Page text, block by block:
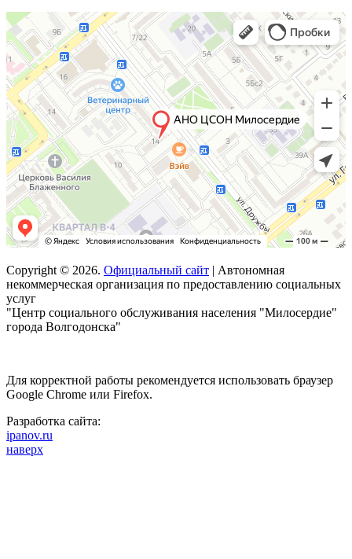
Copyright © 2026. Официальный сайт | Автономная
некоммерческая организация по предоставлению социальных
услуг
"Центр социального обслуживания населения "Милосердие"
города Волгодонска"
Для корректной работы рекомендуется использовать браузер
Google Chrome или Firefox.
Разработка сайта:
ipanov.ru
наверх